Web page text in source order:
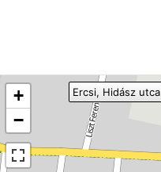
+
−
Ercsi, Hidász utca